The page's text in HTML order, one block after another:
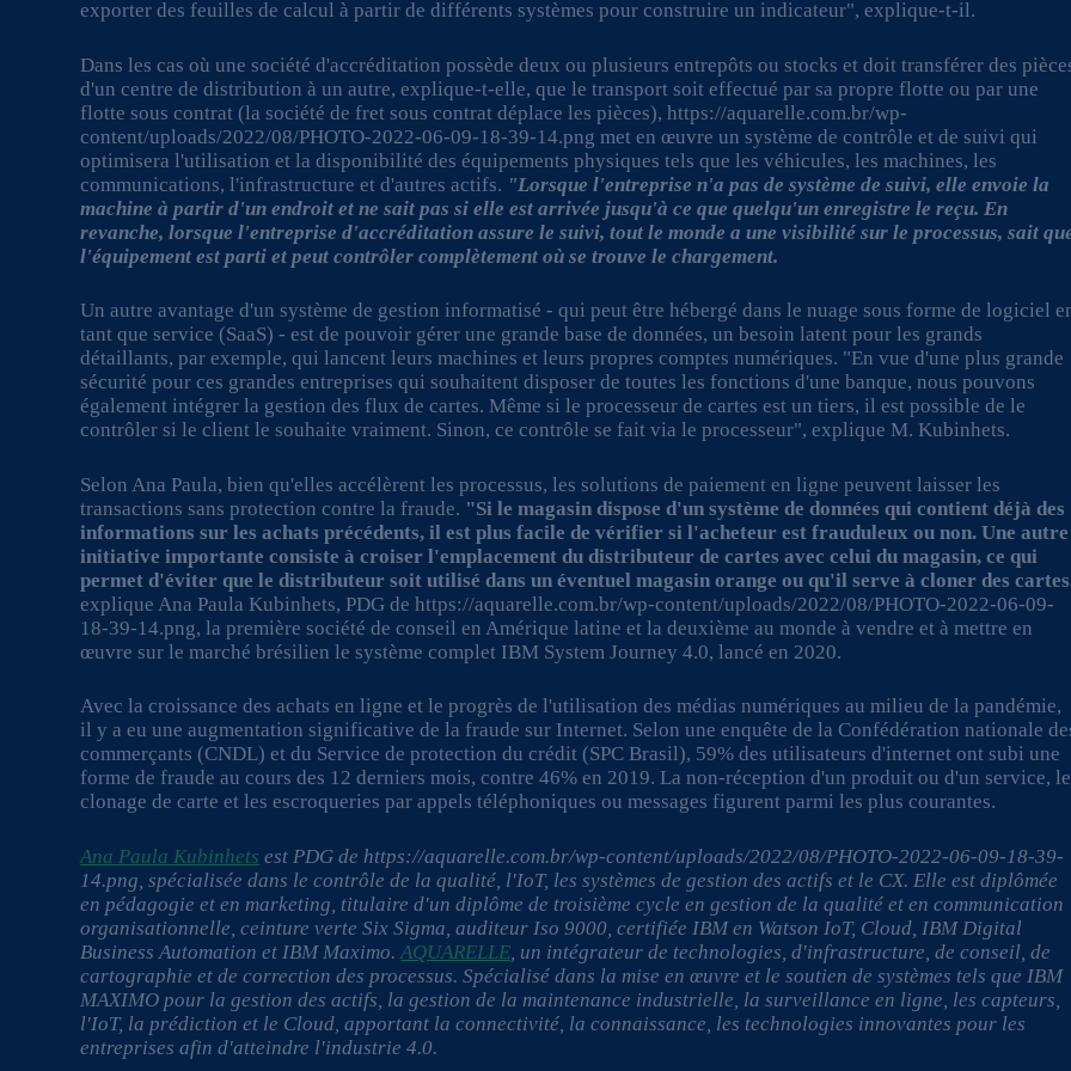
exporter des feuilles de calcul à partir de différents systèmes pour construire un indicateur", explique-t-il.
Dans les cas où une société d'accréditation possède deux ou plusieurs entrepôts ou stocks et doit transférer des
d'un centre de distribution à un autre, explique-t-elle, que le transport soit effectué par sa propre flotte ou par une
flotte sous contrat (la société de fret sous contrat déplace les pièces), https://aquarelle.com.br/wp-
content/uploads/2022/08/PHOTO-2022-06-09-18-39-14.png met en œuvre un système de contrôle et de suivi qui
optimisera l'utilisation et la disponibilité des équipements physiques tels que les véhicules, les machines, les
communications, l'infrastructure et d'autres actifs. "Lorsque l'entreprise n'a pas de système de suivi, elle envoie la
machine à partir d'un endroit et ne sait pas si elle est arrivée jusqu'à ce que quelqu'un enregistre le reçu. En
revanche, lorsque l'entreprise d'accréditation assure le suivi, tout le monde a une visibilité sur le processus, sait
l'équipement est parti et peut contrôler complètement où se trouve le chargement.
Un autre avantage d'un système de gestion informatisé - qui peut être hébergé dans le nuage sous forme de logiciel
tant que service (SaaS) - est de pouvoir gérer une grande base de données, un besoin latent pour les grands
détaillants, par exemple, qui lancent leurs machines et leurs propres comptes numériques. "En vue d'une plus grande
sécurité pour ces grandes entreprises qui souhaitent disposer de toutes les fonctions d'une banque, nous pouvons
également intégrer la gestion des flux de cartes. Même si le processeur de cartes est un tiers, il est possible de le
contrôler si le client le souhaite vraiment. Sinon, ce contrôle se fait via le processeur", explique M. Kubinhets.
Selon Ana Paula, bien qu'elles accélèrent les processus, les solutions de paiement en ligne peuvent laisser les
transactions sans protection contre la fraude. "Si le magasin dispose d'un système de données qui contient déjà des
informations sur les achats précédents, il est plus facile de vérifier si l'acheteur est frauduleux ou non. Une autre
initiative importante consiste à croiser l'emplacement du distributeur de cartes avec celui du magasin, ce qui
permet d'éviter que le distributeur soit utilisé dans un éventuel magasin orange ou qu'il serve à cloner des
explique Ana Paula Kubinhets, PDG de https://aquarelle.com.br/wp-content/uploads/2022/08/PHOTO-2022-06-09-
18-39-14.png, la première société de conseil en Amérique latine et la deuxième au monde à vendre et à mettre en
œuvre sur le marché brésilien le système complet IBM System Journey 4.0, lancé en 2020.
Avec la croissance des achats en ligne et le progrès de l'utilisation des médias numériques au milieu de la pandémie,
il y a eu une augmentation significative de la fraude sur Internet. Selon une enquête de la Confédération nationale
commerçants (CNDL) et du Service de protection du crédit (SPC Brasil), 59% des utilisateurs d'internet ont subi une
forme de fraude au cours des 12 derniers mois, contre 46% en 2019. La non-réception d'un produit ou d'un service, le
clonage de carte et les escroqueries par appels téléphoniques ou messages figurent parmi les plus courantes.
Ana Paula Kubinhets est PDG de https://aquarelle.com.br/wp-content/uploads/2022/08/PHOTO-2022-06-09-18-39-
14.png, spécialisée dans le contrôle de la qualité, l'IoT, les systèmes de gestion des actifs et le CX. Elle est diplômée
en pédagogie et en marketing, titulaire d'un diplôme de troisième cycle en gestion de la qualité et en communication
organisationnelle, ceinture verte Six Sigma, auditeur Iso 9000, certifiée IBM en Watson IoT, Cloud, IBM Digital
Business Automation et IBM Maximo.AQUARELLE , un intégrateur de technologies, d'infrastructure, de conseil, de
cartographie et de correction des processus. Spécialisé dans la mise en œuvre et le soutien de systèmes tels que IBM
MAXIMO pour la gestion des actifs, la gestion de la maintenance industrielle, la surveillance en ligne, les capteurs,
l'IoT, la prédiction et le Cloud, apportant la connectivité, la connaissance, les technologies innovantes pour les
entreprises afin d'atteindre l'industrie 4.0.